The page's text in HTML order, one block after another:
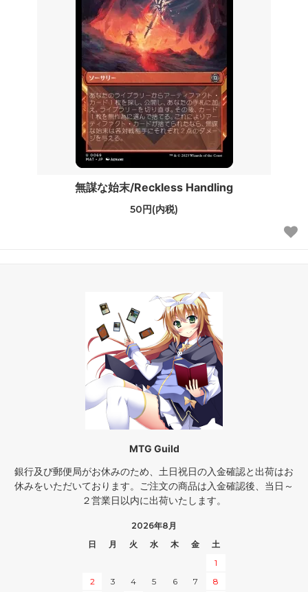
無謀な始末/Reckless Handling
50円(内税)
MTG Guild
銀行及び郵便局がお休みのため、土日祝日の入金確認と出荷はお
休みをいただいております。ご注文の商品は入金確認後、当日～
２営業日以内に出荷いたします。
2026年8月
日
月 火 水 木 金
土
1
2
3 4 5 6 7
8